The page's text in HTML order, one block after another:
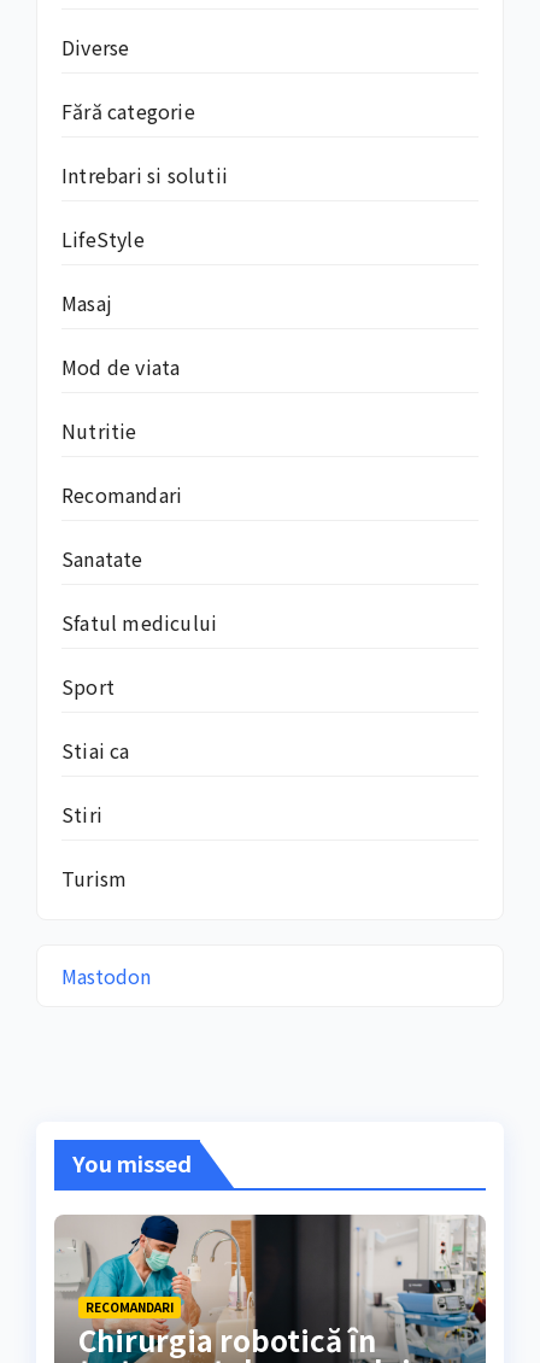
Diverse
Fără categorie
Intrebari si solutii
LifeStyle
Masaj
Mod de viata
Nutritie
Recomandari
Sanatate
Sfatul medicului
Sport
Stiai ca
Stiri
Turism
Mastodon
You missed
RECOMANDARI
Chirurgia robotică în